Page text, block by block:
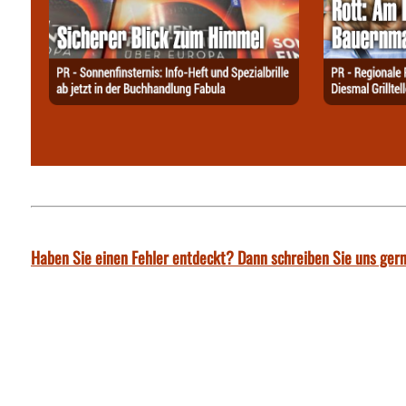
Haben Sie einen Fehler entdeckt? Dann schreiben Sie uns